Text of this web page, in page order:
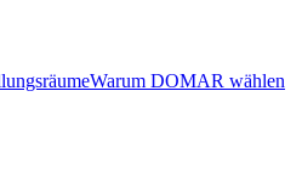
Warum DOMAR wählen